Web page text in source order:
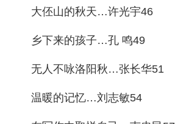
大伾山的秋天…许光宇46
乡下来的孩子…孔 鸣49
无人不咏洛阳秋…张长华51
温暖的记忆…刘志敏54